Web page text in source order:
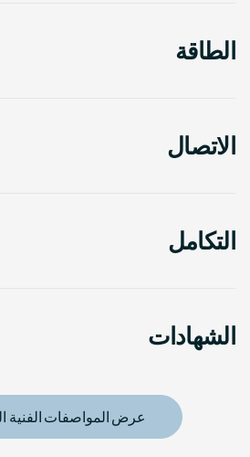
الطاقة
الاتصال
التكامل
الشهادات
عرض المواصفات الفنية